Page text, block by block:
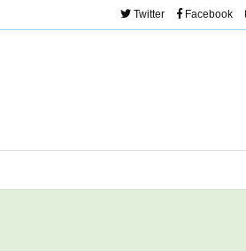
Twitter Facebook